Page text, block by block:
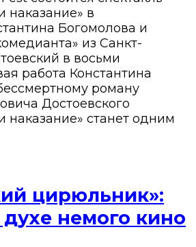
наказание» в
Богомолова и
из Санкт-
в восьми
работа Константина
роману
Достоевского
наказание» станет одним
цирюльник»:
немого кино